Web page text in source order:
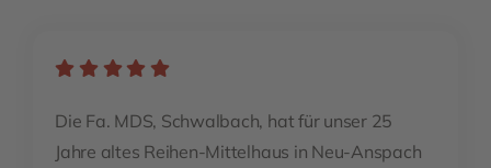
Die Fa. MDS, Schwalbach, hat für unser 25
Jahre altes Reihen-Mittelhaus in Neu-Anspach